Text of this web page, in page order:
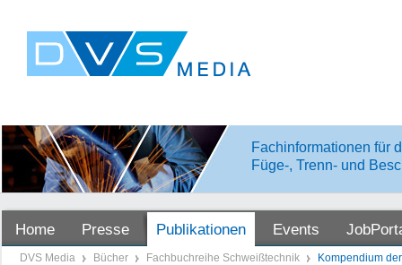
Fachinformationen für
Füge-, Trenn- und
Home Presse Publikationen Events
DVS Media Bücher Fachbuchreihe Schweißtechnik Kompendium